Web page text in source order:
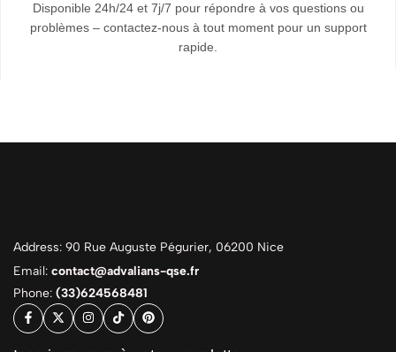
Disponible 24h/24 et 7j/7 pour répondre à vos questions ou
problèmes – contactez-nous à tout moment pour un support
rapide.
Address: 90 Rue Auguste Pégurier, 06200 Nice
Email: contact@advalians-qse.fr
Phone: (33)624568481